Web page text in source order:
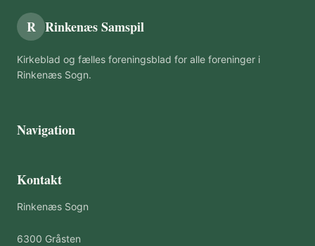
R Rinkenæs Samspil
Kirkeblad og fælles foreningsblad for alle foreninger i
Rinkenæs Sogn.
Navigation
Kontakt
Rinkenæs Sogn
6300 Gråsten